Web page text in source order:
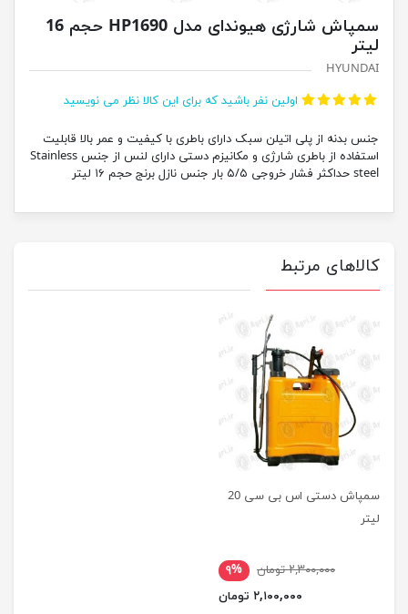
سمپاش شارژی هیوندای مدل HP1690 حجم 16
لیتر
HYUNDAI
اولین نفر باشید که برای این کالا نظر می نویسید
جنس بدنه از پلی اتیلن سبک دارای باطری با کیفیت و عمر بالا قابلیت
استفاده از باطری شارژی و مکانیزم دستی دارای لنس از جنس Stainless
steel حداکثر فشار خروجی ۵/۵ بار جنس نازل برنج حجم ۱۶ لیتر
کالاهای مرتبط
سمپاش دستی اس بی سی 20
لیتر
۲,۳۰۰,۰۰۰ تومان
۹%
۲,۱۰۰,۰۰۰ تومان